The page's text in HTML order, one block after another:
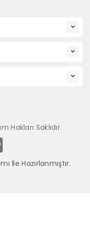
Saklıdır.
İle Hazırlanmıştır.